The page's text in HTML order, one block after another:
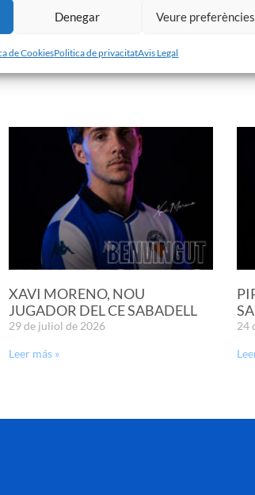
Denegar Veure preferències
de CookiesPolitica de privacitatAvis Legal
XAVI MORENO, NOU
JUGADOR DEL CE SABADELL
29 de juliol de 2026
Leer más »
24